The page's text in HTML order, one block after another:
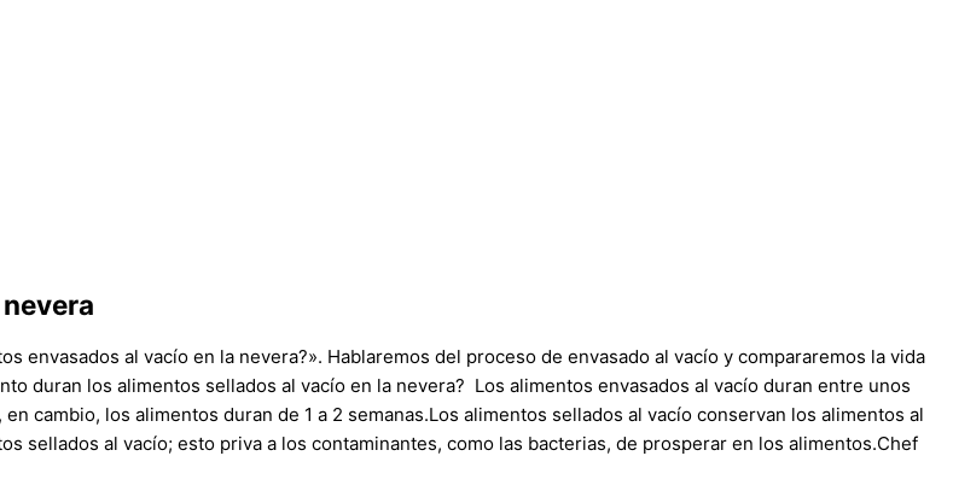
envasados al vacío en la nevera?». Hablaremos del proceso de envasado al vacío y compararemos la vida
duran los alimentos sellados al vacío en la nevera? Los alimentos envasados al vacío duran entre unos
cambio, los alimentos duran de 1 a 2 semanas.Los alimentos sellados al vacío conservan los alimentos al
al vacío; esto priva a los contaminantes, como las bacterias, de prosperar en los alimentos.Chef